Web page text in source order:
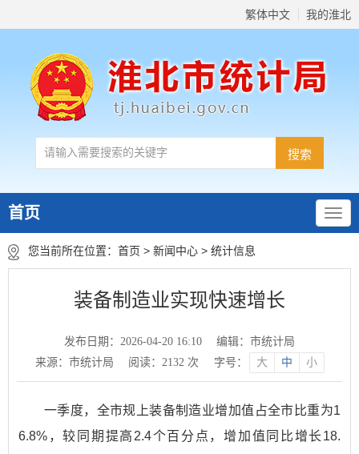
繁体中文 我的淮北
首页
您当前所在位置： 首页 > 新闻中心 > 统计信息
装备制造业实现快速增长
发布日期：2026-04-20 16:10
编辑：市统计局
来源：市统计局
阅读： 2132次 字号： 大 中 小
一季度，全市规上装备制造业增加值占全市比重为1
6.8%，较同期提高2.4个百分点，增加值同比增长18.